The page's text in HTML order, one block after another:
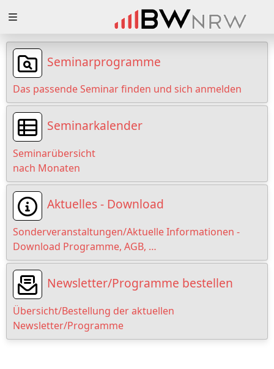
Loading
Loading
Loading
Loading
Loading
Loading
Seminarprogramme
Das passende Seminar finden und sich anmelden
Seminarkalender
Seminarübersicht
nach Monaten
Aktuelles - Download
Sonderveranstaltungen/Aktuelle Informationen -
Download Programme, AGB, …
Newsletter/Programme bestellen
Übersicht/Bestellung der aktuellen
Newsletter/Programme